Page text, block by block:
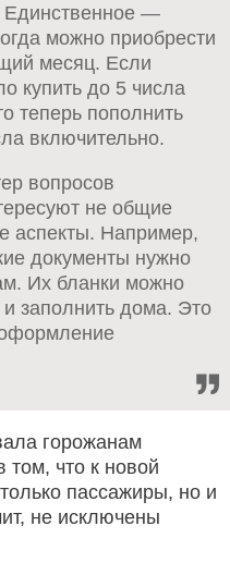
Единственное —
можно приобрести
месяц. Если
купить до 5 числа
теперь пополнить
включительно.
вопросов
не общие
аспекты. Например,
документы нужно
Их бланки можно
заполнить дома. Это
горожанам
том, что к новой
пассажиры, но и
не исключены